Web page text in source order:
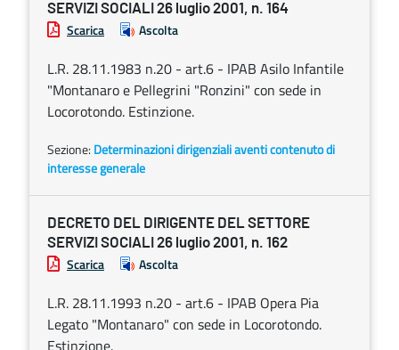
SERVIZI SOCIALI 26 luglio 2001, n. 164
Scarica Ascolta
L.R. 28.11.1983 n.20 - art.6 - IPAB Asilo Infantile
"Montanaro e Pellegrini "Ronzini" con sede in
Locorotondo. Estinzione.
Sezione: Determinazioni dirigenziali aventi contenuto di
interesse generale
DECRETO DEL DIRIGENTE DEL SETTORE
SERVIZI SOCIALI 26 luglio 2001, n. 162
Scarica Ascolta
L.R. 28.11.1993 n.20 - art.6 - IPAB Opera Pia
Legato "Montanaro" con sede in Locorotondo.
Estinzione.